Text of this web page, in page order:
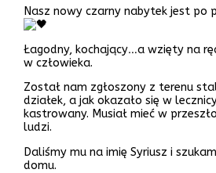
Nasz nowy czarny nabytek jest po
Łagodny, kochający…a wzięty na
w człowieka.
Został nam zgłoszony z terenu
działek, a jak okazało się w
kastrowany. Musiał mieć w
ludzi.
Daliśmy mu na imię Syriusz i
domu.